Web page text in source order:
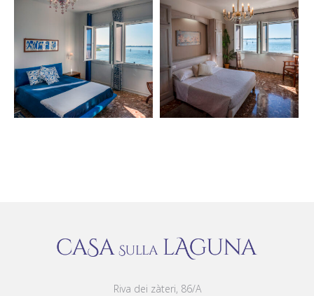
Riva dei zàteri, 86/A